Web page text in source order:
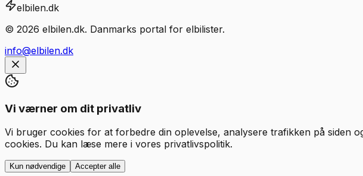
elbilen.dk
© 2026 elbilen.dk. Danmarks portal for elbilister.
info@elbilen.dk
Vi værner om dit privatliv
Vi bruger cookies for at forbedre din oplevelse, analysere trafikken på siden
cookies. Du kan læse mere i vores privatlivspolitik.
Kun nødvendige Accepter alle